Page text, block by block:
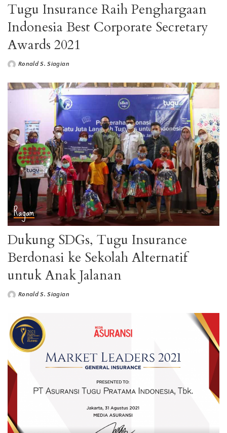
Tugu Insurance Raih Penghargaan
Indonesia Best Corporate Secretary
Awards 2021
Ronald S. Siagian
Ragam
Dukung SDGs, Tugu Insurance
Berdonasi ke Sekolah Alternatif
untuk Anak Jalanan
Ronald S. Siagian